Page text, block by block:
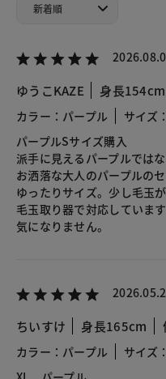
ゆうこKAZE 身長154cm
カラー：パープル
サイズ
パープルSサイズ購入
派手に見えるパープルでは
お洒落な大人のパープルのセ
ゆったりサイズ。少し毛玉
毛玉取り器で対応していま
気になりません。
ちいすけ 身長165cm
カラー：パープル
サイズ